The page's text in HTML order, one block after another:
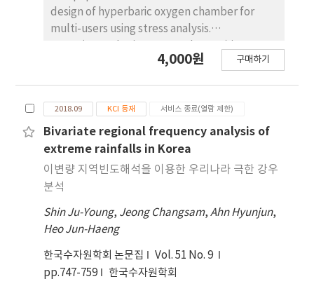
한 영향권을 통해 실시간 교통 데이터를 활용하여 유
사 상황에서의 영향권을 신속히 파악할 수 있다. 이는
교통사고와 같은 긴급 상황 발생 시 신속하고 정확한
영향권 파악으로 현장 대응 및 의사결정 지원 시스템
design of hyperbaric oxygen chamber for
multi-users using stress analysis.
effective medical equipment for increasing
oxygen supplies to the impaired cell of
human and animal to recover the healthy
condition. This research reported the design
specifications and mechanical safety of
hyperbaric oxygen chamber using
program. The result from this research can
be used for making the practical HBOT
equipment for multi-users and to
manufacture the real model
4,000원 구매하기
2018.09 KCI 등재 서비스 종료(열람 제한)
Bivariate regional frequency analysis of
extreme rainfalls in Korea
이변량 지역빈도해석을 이용한 우리나라 극한 강우
분석
Shin Ju-Young, Jeong Changsam,Ahn Hyunjun,
Heo Jun-Haeng
한국수자원학회 논문집
Vol. 51 No. 9
pp.747-759
한국수자원학회